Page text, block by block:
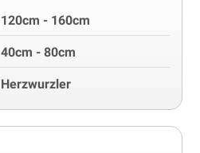
120cm - 160cm
40cm - 80cm
Herzwurzler